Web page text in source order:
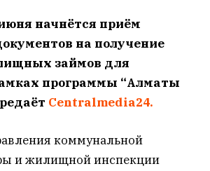
начнётся приём
на получение
займов для
программы “Алматы
Centralmedia24.
коммунальной
и жилищной инспекции